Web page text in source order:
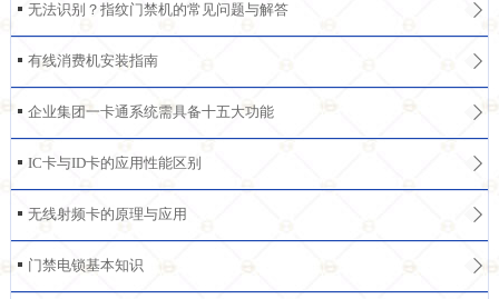
无法识别？指纹门禁机的常见问题与解答
有线消费机安装指南
企业集团一卡通系统需具备十五大功能
IC卡与ID卡的应用性能区别
无线射频卡的原理与应用
门禁电锁基本知识